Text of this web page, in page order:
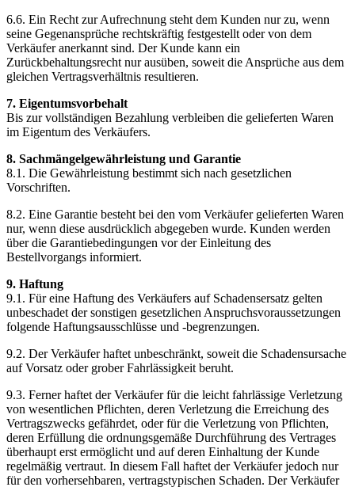
6.6. Ein Recht zur Aufrechnung steht dem Kunden nur zu, wenn
seine Gegenansprüche rechtskräftig festgestellt oder von dem
Verkäufer anerkannt sind. Der Kunde kann ein
Zurückbehaltungsrecht nur ausüben, soweit die Ansprüche aus dem
gleichen Vertragsverhältnis resultieren.
7. Eigentumsvorbehalt
Bis zur vollständigen Bezahlung verbleiben die gelieferten Waren
im Eigentum des Verkäufers.
8. Sachmängelgewährleistung und Garantie
8.1. Die Gewährleistung bestimmt sich nach gesetzlichen
Vorschriften.
8.2. Eine Garantie besteht bei den vom Verkäufer gelieferten Waren
nur, wenn diese ausdrücklich abgegeben wurde. Kunden werden
über die Garantiebedingungen vor der Einleitung des
Bestellvorgangs informiert.
9. Haftung
9.1. Für eine Haftung des Verkäufers auf Schadensersatz gelten
unbeschadet der sonstigen gesetzlichen Anspruchsvoraussetzungen
folgende Haftungsausschlüsse und -begrenzungen.
9.2. Der Verkäufer haftet unbeschränkt, soweit die Schadensursache
auf Vorsatz oder grober Fahrlässigkeit beruht.
9.3. Ferner haftet der Verkäufer für die leicht fahrlässige Verletzung
von wesentlichen Pflichten, deren Verletzung die Erreichung des
Vertragszwecks gefährdet, oder für die Verletzung von Pflichten,
deren Erfüllung die ordnungsgemäße Durchführung des Vertrages
überhaupt erst ermöglicht und auf deren Einhaltung der Kunde
regelmäßig vertraut. In diesem Fall haftet der Verkäufer jedoch nur
für den vorhersehbaren, vertragstypischen Schaden. Der Verkäufer